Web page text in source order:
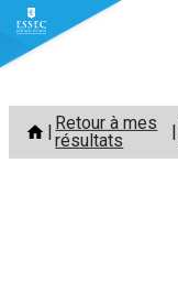
Aller
contenu
Retour à mes
résultats